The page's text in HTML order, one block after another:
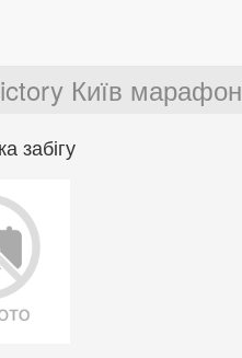
Київ марафон
забігу